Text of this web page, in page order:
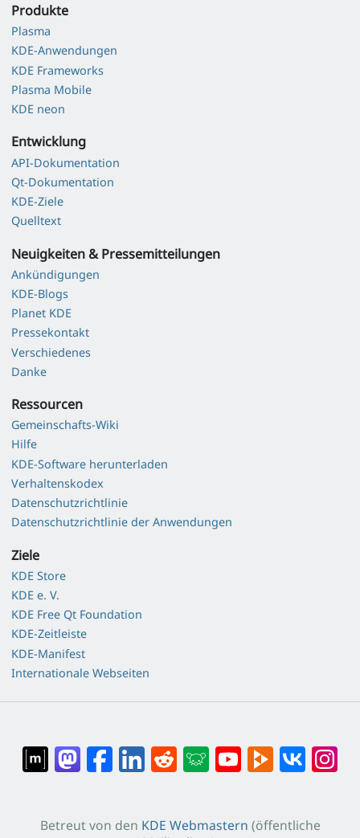
Produkte
Plasma
KDE-Anwendungen
KDE Frameworks
Plasma Mobile
KDE neon
Entwicklung
API-Dokumentation
Qt-Dokumentation
KDE-Ziele
Quelltext
Neuigkeiten & Pressemitteilungen
Ankündigungen
KDE-Blogs
Planet KDE
Pressekontakt
Verschiedenes
Danke
Ressourcen
Gemeinschafts-Wiki
Hilfe
KDE-Software herunterladen
Verhaltenskodex
Datenschutzrichtlinie
Datenschutzrichtlinie der Anwendungen
Ziele
KDE Store
KDE e. V.
KDE Free Qt Foundation
KDE-Zeitleiste
KDE-Manifest
Internationale Webseiten
Betreut von den KDE Webmastern (öffentliche